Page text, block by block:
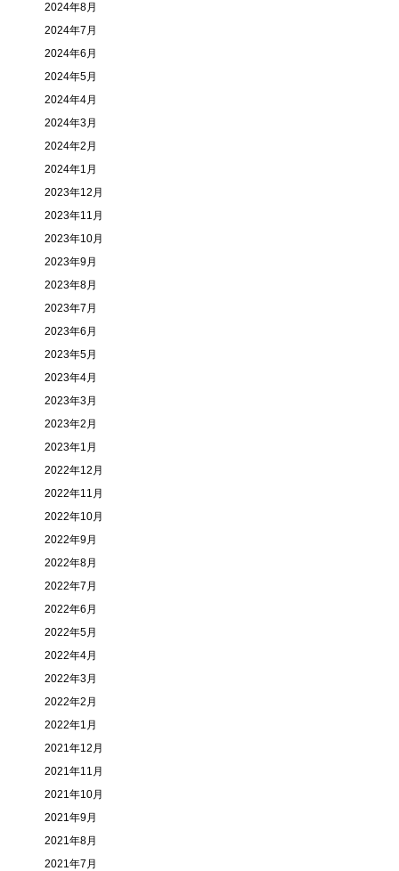
2024年8月
2024年7月
2024年6月
2024年5月
2024年4月
2024年3月
2024年2月
2024年1月
2023年12月
2023年11月
2023年10月
2023年9月
2023年8月
2023年7月
2023年6月
2023年5月
2023年4月
2023年3月
2023年2月
2023年1月
2022年12月
2022年11月
2022年10月
2022年9月
2022年8月
2022年7月
2022年6月
2022年5月
2022年4月
2022年3月
2022年2月
2022年1月
2021年12月
2021年11月
2021年10月
2021年9月
2021年8月
2021年7月